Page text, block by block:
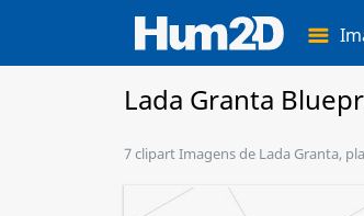
Lada Granta
7 clipart Imagens de Lada Granta,